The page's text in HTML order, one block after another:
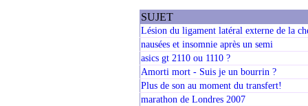
SUJET
Lésion du ligament latéral externe de la
nausées et insomnie après un semi
asics gt 2110 ou 1110 ?
Amorti mort - Suis je un bourrin ?
Plus de son au moment du transfert!
marathon de Londres 2007